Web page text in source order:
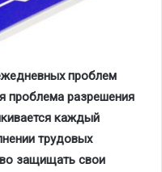
проблем
проблема разрешения
каждый
трудовых
защищать свои